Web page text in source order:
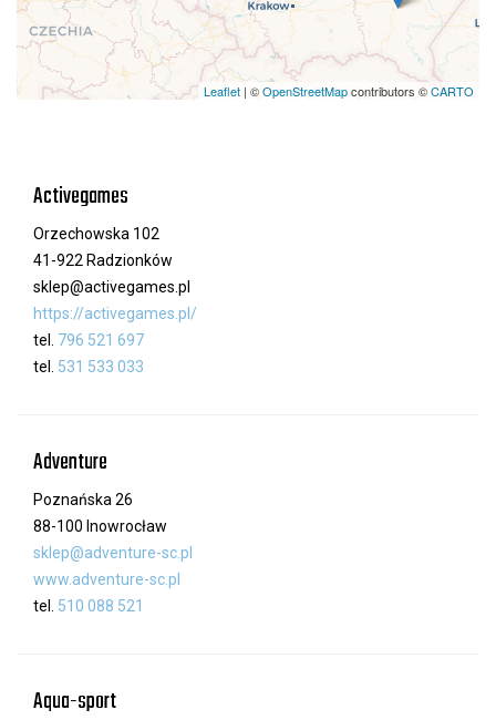
Leaflet | ©OpenStreetMapcontributors ©CARTO
Activegames
Orzechowska 102
41-922 Radzionków
sklep@activegames.pl
https://activegames.pl/
tel. 796 521 697
tel. 531 533 033
Adventure
Poznańska 26
88-100 Inowrocław
sklep@adventure-sc.pl
www.adventure-sc.pl
tel. 510 088 521
Aqua-sport